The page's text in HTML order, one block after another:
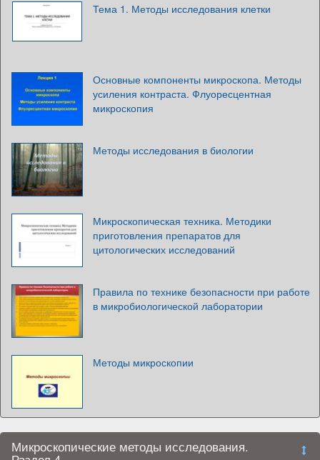
Тема 1. Методы исследования клетки
Основные компоненты микроскопа. Методы
усиления контраста. Флуоресцентная
микроскопия
Методы исследования в биологии
Микроскопическая техника. Методики
приготовления препаратов для
цитологических исследований
Правила по технике безопасности при работе
в микробиологической лаборатории
Методы микроскопии
Микроскопические методы исследования.